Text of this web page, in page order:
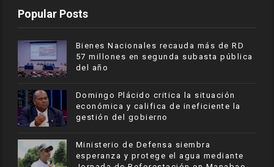
Popular Posts
Bienes Nacionales recauda más de RD
57 millones en segunda subasta pública
del año
​Domingo Plácido critica la situación
económica y califica de ineficiente la
gestión del gobierno
Ministerio de Defensa siembra
esperanza y protege el agua mediante